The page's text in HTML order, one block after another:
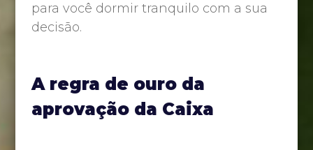
para você dormir tranquilo com a sua
decisão.
A regra de ouro da
aprovação da Caixa